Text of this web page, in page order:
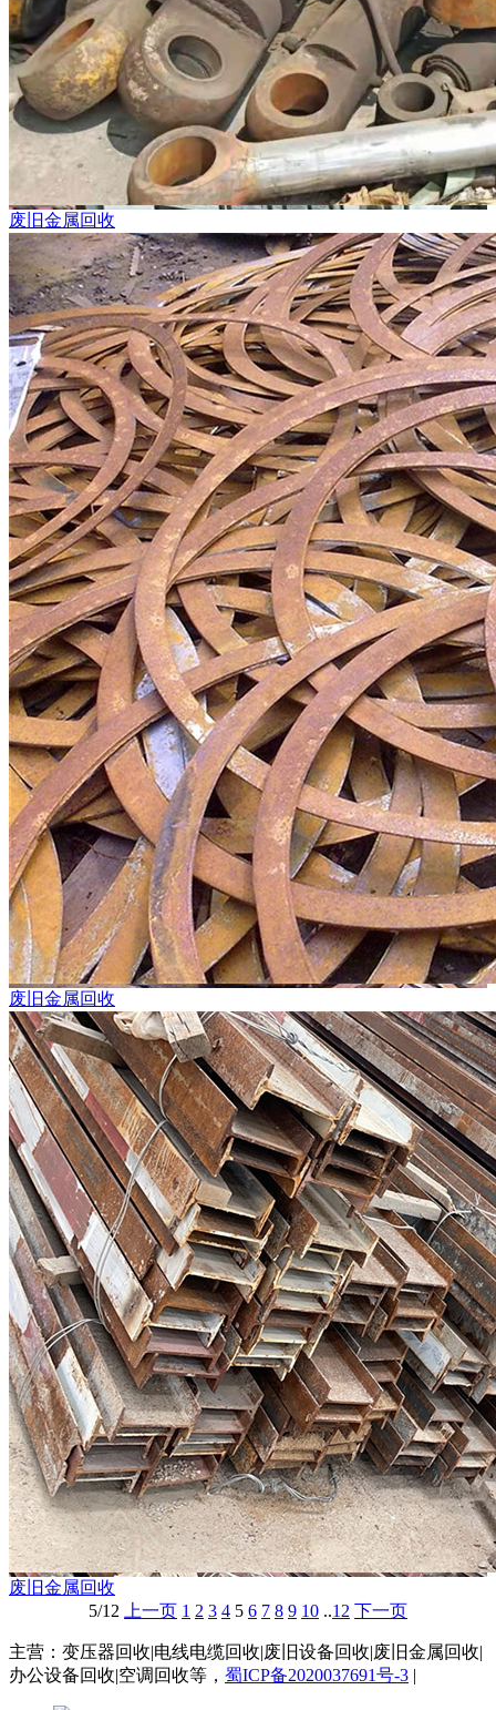
废旧金属回收
废旧金属回收
废旧金属回收
5/12
上一页 1 2 3 4 5 6 7 8 9 10 ..12 下一页
主营：变压器回收|电线电缆回收|废旧设备回收|废旧金属回收|
办公设备回收|空调回收等， 蜀ICP备2020037691号-3 |